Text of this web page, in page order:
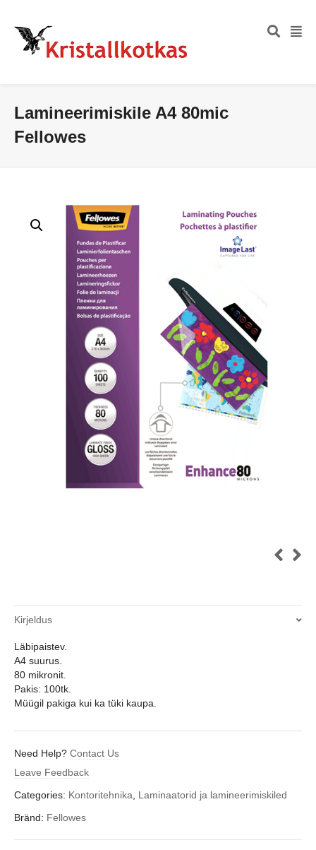
Lamineerimiskile A4 80mic
Fellowes
Kirjeldus
Läbipaistev.
A4 suurus.
80 mikronit.
Pakis: 100tk.
Müügil pakiga kui ka tüki kaupa.
Need Help? Contact Us
Leave Feedback
Categories: Kontoritehnika, Laminaatorid ja lamineerimiskiled
Bränd: Fellowes